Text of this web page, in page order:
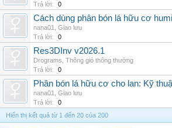
Trả lời:
0
Cách dùng phân bón lá hữu cơ
nana01
Giao lưu
Trả lời:
0
Res3DInv v2026.1
Drograms Thông gió thông thường
Trả lời:
0
Phân bón lá hữu cơ cho lan: Kỹ
nana01
Giao lưu
Trả lời:
0
Hiển thị kết quả từ 1 đến 20 của 200